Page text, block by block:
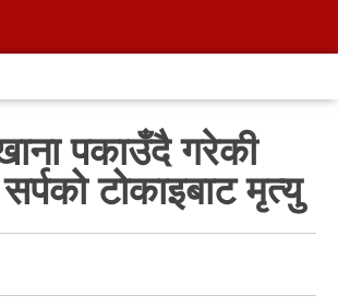
पकाउँदै गरेकी
टोकाइबाट मृत्यु